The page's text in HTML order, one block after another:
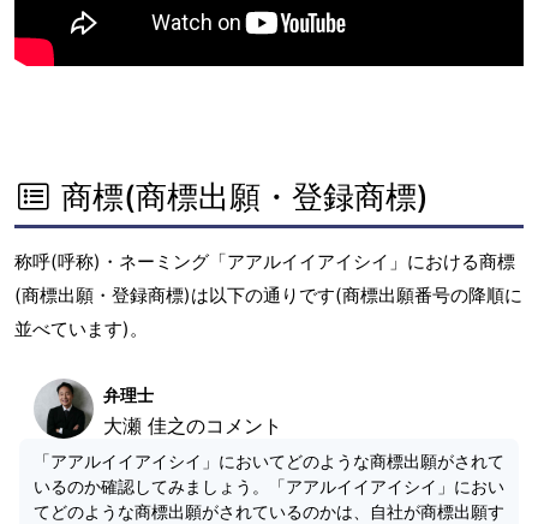
商標(商標出願・登録商標)
称呼(呼称)・ネーミング「アアルイイアイシイ」における商標
(商標出願・登録商標)は以下の通りです(商標出願番号の降順に
並べています)。
弁理士
大瀬 佳之のコメント
「アアルイイアイシイ」においてどのような商標出願がされて
いるのか確認してみましょう。「アアルイイアイシイ」におい
てどのような商標出願がされているのかは、自社が商標出願す